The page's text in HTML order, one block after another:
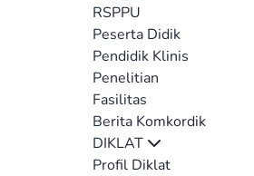
RSPPU
Peserta Didik
Pendidik Klinis
Penelitian
Fasilitas
Berita Komkordik
DIKLAT
Profil Diklat